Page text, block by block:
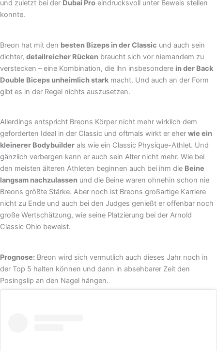
und zuletzt bei der Dubai Pro eindrucksvoll unter Beweis stellen
konnte.
Breon hat mit den besten Bizeps in der Classic und auch sein
dichter, detailreicher Rücken braucht sich vor niemandem zu
verstecken – eine Kombination, die ihn insbesondere in der Back
Double Biceps unheimlich stark macht. Und auch an der Form
gibt es in der Regel nichts auszusetzen.
Allerdings entspricht Breons Körper nicht mehr wirklich dem
geforderten Ideal in der Classic und oftmals wirkt er eher wie ein
kleinerer Bodybuilder als wie ein Classic Physique-Athlet. Und
gänzlich verbergen kann er auch sein Alter nicht mehr. Wie bei
den meisten älteren Athleten beginnen auch bei ihm die Beine
langsam nachzulassen und die Beine waren ohnehin schon nie
Breons größte Stärke. Aber noch ist Breons großartige Karriere
nicht zu Ende und auch bei den Judges genießt er offenbar noch
große Wertschätzung, wie seine Platzierung bei der Arnold
Classic Ohio beweist.
Prognose: Breon wird sich vermutlich auch dieses Jahr noch in
der Top 5 halten können und dann in absehbarer Zeit den
Posingslip an den Nagel hängen.